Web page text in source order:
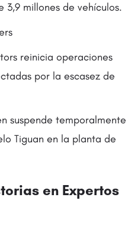
millones de vehículos.
reinicia operaciones
por la escasez de
suspende temporalmente
Tiguan en la planta de
en Expertos